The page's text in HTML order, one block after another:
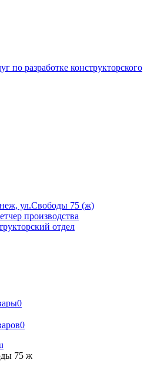
по разработке конструкторского
ул.Свободы 75 (ж)
производства
отдел
0
0
75 ж